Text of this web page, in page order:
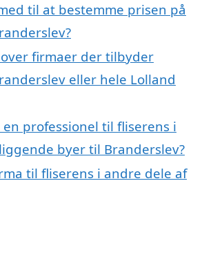
til at bestemme prisen på
firmaer der tilbyder
eller hele Lolland
en professionel til fliserens i
byer til Branderslev?
til fliserens i andre dele af